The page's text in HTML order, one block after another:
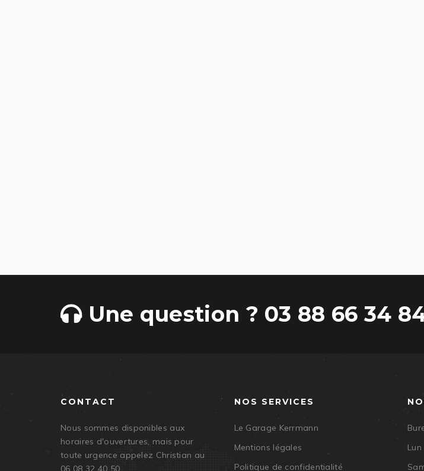
Une question ? 03 88 66 34
CONTACT
Nous sommes disponibles aux
horaires d'ouvertures, mais pour
toute urgence appelez Christian au
06 08 32 40 50
NOS SERVICES
Le Garage Kerrmann
Mentions légales
Politique de confidentialité